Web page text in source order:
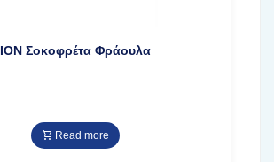
ΙΟΝ Σοκοφρέτα Φράουλα
Read more